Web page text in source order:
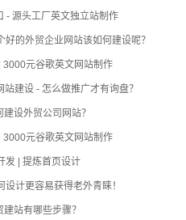
- 源头工厂英文独立站制作
好的外贸企业网站该如何建设呢？
3000元谷歌英文网站制作
建设 - 怎么做推广才有询盘？
设外贸公司网站？
3000元谷歌英文网站制作
发 | 提炼首页设计
设计更容易获得老外青睐！
站有哪些步骤？